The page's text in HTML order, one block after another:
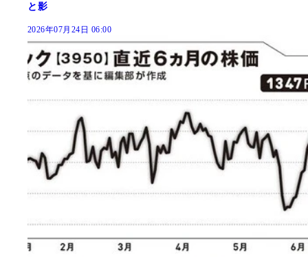
と影
2026年07月24日 06:00